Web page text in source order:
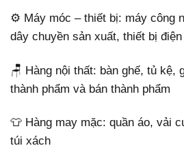
⚙️ Máy móc – thiết bị: máy công
dây chuyền sản xuất, thiết bị điện
🪑 Hàng nội thất: bàn ghế, tủ kệ,
thành phẩm và bán thành phẩm
👕 Hàng may mặc: quần áo, vải
túi xách